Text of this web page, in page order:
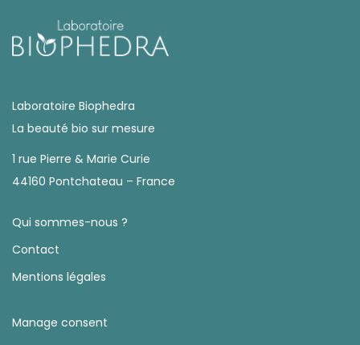
Laboratoire Biophedra
La beauté bio sur mesure
1 rue Pierre & Marie Curie
44160 Pontchateau – France
Qui sommes-nous ?
Contact
Mentions légales
Manage consent